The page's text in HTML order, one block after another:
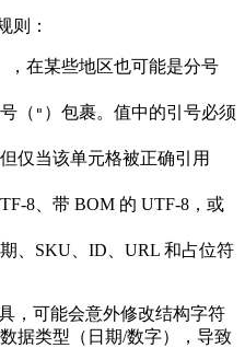
则：
，在某些地区也可能是分号
（ " ）包裹。值中的引号必须
但仅当该单元格被正确引用
、带 BOM 的 UTF‑8，或
期、SKU、ID、URL 和占位符
，可能会意外修改结构字符
据类型（日期/数字），导致